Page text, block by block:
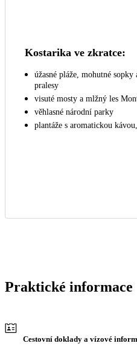
Kostarika ve zkratce:
úžasné pláže, mohutné
pralesy
visuté mosty a mlžný les
věhlasné národní parky
plantáže s aromatickou
Praktické informace
Cestovní doklady a vízové